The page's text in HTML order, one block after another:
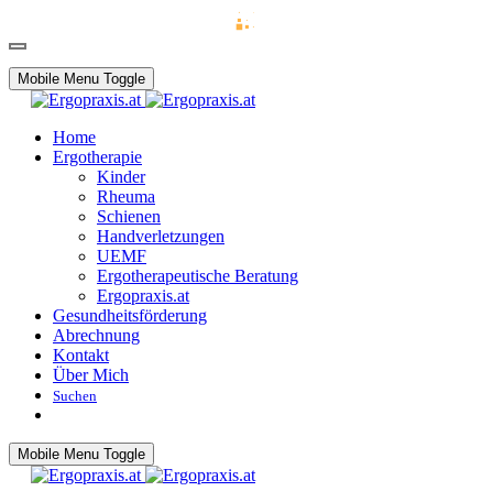
Mobile Menu Toggle
Home
Ergotherapie
Kinder
Rheuma
Schienen
Handverletzungen
UEMF
Ergotherapeutische Beratung
Ergopraxis.at
Gesundheitsförderung
Abrechnung
Kontakt
Über Mich
Suchen
Mobile Menu Toggle